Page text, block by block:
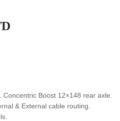
Boost 12×148 rear axle.
& External cable routing.